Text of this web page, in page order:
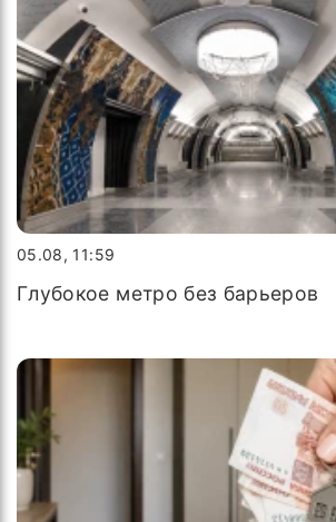
05.08, 11:59
Глубокое метро без барьеров